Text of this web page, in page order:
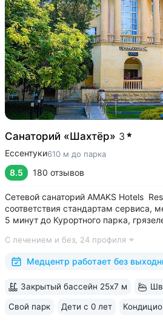
Санаторий «Шахтёр» 3
Ессентуки610 м до парка
8.5 180 отзывов
Сетевой санаторий AMAKS Hotels
соответствия стандартам сервиса,
5 минут до Курортного парка,
водой Ессентуки № 4 и № 17 •
«Центральный» — историческое
С лечением и без, 24 профиля
Медцентр работает без
Закрытый бассейн 25х7 м
Свой парк Дети с 0 лет